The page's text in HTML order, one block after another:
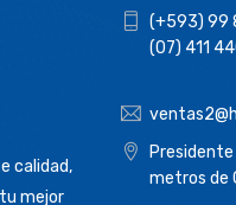
calidad,
mejor
(+593) 99
(07) 411
Presidente
metros de